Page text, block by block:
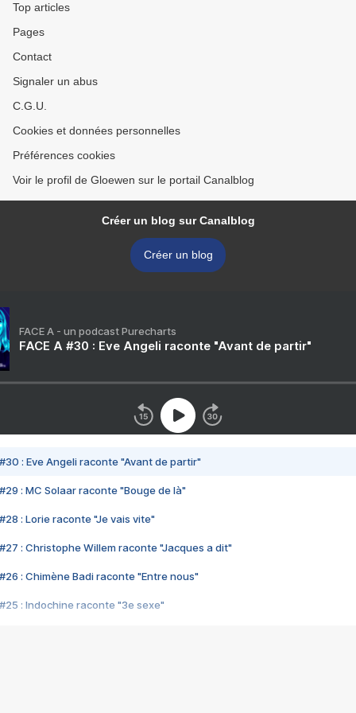
Top articles
Pages
Contact
Signaler un abus
C.G.U.
Cookies et données personnelles
Préférences cookies
Voir le profil de Gloewen sur le portail Canalblog
Créer un blog sur Canalblog
Créer un blog
FACE A - un podcast Purecharts
FACE A #30 : Eve Angeli raconte "Avant de partir"
#30 : Eve Angeli raconte "Avant de partir"
#29 : MC Solaar raconte "Bouge de là"
#28 : Lorie raconte "Je vais vite"
#27 : Christophe Willem raconte "Jacques a dit"
#26 : Chimène Badi raconte "Entre nous"
#25 : Indochine raconte "3e sexe"